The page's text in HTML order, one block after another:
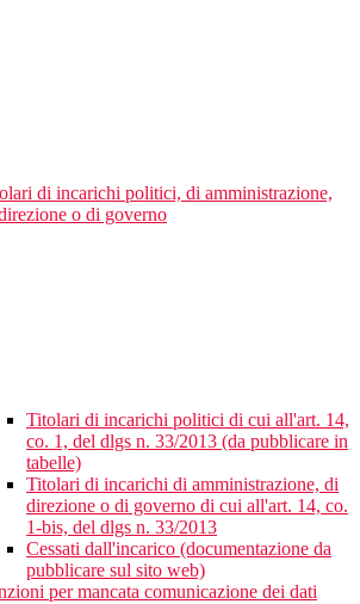
di incarichi politici, di amministrazione,
o di governo
Titolari di incarichi politici di cui all'art. 14,
co. 1, del dlgs n. 33/2013 (da pubblicare in
tabelle)
Titolari di incarichi di amministrazione, di
direzione o di governo di cui all'art. 14, co.
1-bis, del dlgs n. 33/2013
Cessati dall'incarico (documentazione da
pubblicare sul sito web)
per mancata comunicazione dei dati